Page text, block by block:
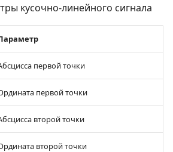
кусочно-линейного сигнала
первой точки
первой точки
второй точки
второй точки